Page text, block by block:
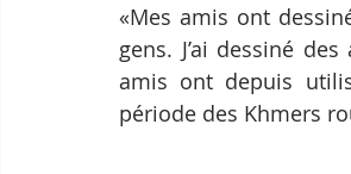
«Mes amis ont
gens. J’ai dessiné
amis ont depuis
période des Khmers